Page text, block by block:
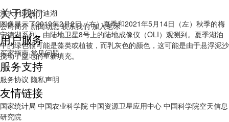
澳大利亚梅宁迪湖
图像显示了2019年2月2日（右）夏季和2021年5月14日（左）秋季的梅
宁德湖系列，由陆地卫星8号上的陆地成像仪（OLI）观测到。夏季湖泊
中的绿色很可能是藻类或植被，而乳灰色的颜色，这可能是由于悬浮泥沙
搅动了盆地的重新填充。
关于我们
公司简介 新闻动态 联系我们 加入茗禾
用户服务
买家指南 常见问题
服务支持
服务协议 隐私声明
友情链接
国家统计局 中国农业科学院 中国资源卫星应用中心 中国科学院空天信息
研究院